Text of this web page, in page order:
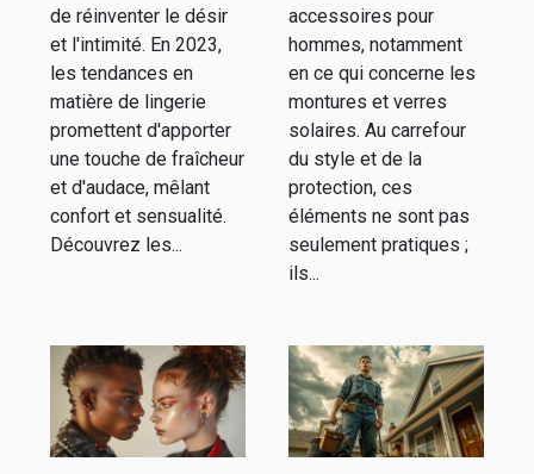
de réinventer le désir
et l'intimité. En 2023,
les tendances en
matière de lingerie
promettent d'apporter
une touche de fraîcheur
et d'audace, mêlant
confort et sensualité.
Découvrez les...
accessoires pour
hommes, notamment
en ce qui concerne les
montures et verres
solaires. Au carrefour
du style et de la
protection, ces
éléments ne sont pas
seulement pratiques ;
ils...